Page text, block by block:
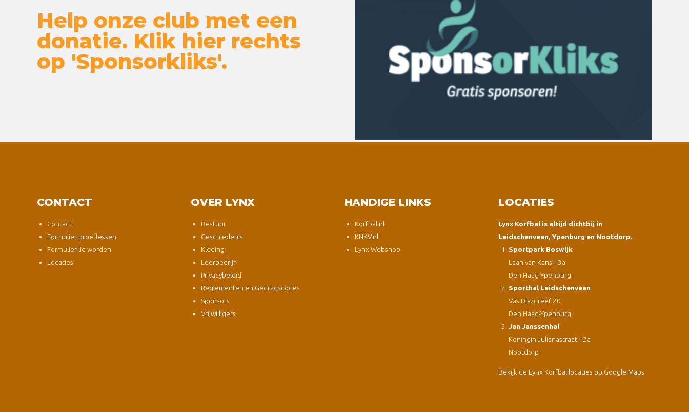
Help onze club met een
donatie. Klik hier rechts
op 'Sponsorkliks'.
CONTACT
Contact
Formulier proeflessen
Formulier lid worden
Locaties
OVER LYNX
Bestuur
Geschiedenis
Kleding
Leerbedrijf
Privacybeleid
Reglementen en Gedragscodes
Sponsors
Vrijwilligers
HANDIGE LINKS
Korfbal.nl
KNKV.nl
Lynx Webshop
LOCATIES
Lynx Korfbal is altijd dichtbij in
Leidschenveen, Ypenburg en Nootdorp.
Sportpark Boswijk
Laan van Kans 13a
Den Haag-Ypenburg
Sporthal Leidschenveen
Vas Diazdreef 20
Den Haag-Ypenburg
Jan Janssenhal
Koningin Julianastraat 12a
Nootdorp
Bekijk de Lynx Korfbal locaties op Google Maps